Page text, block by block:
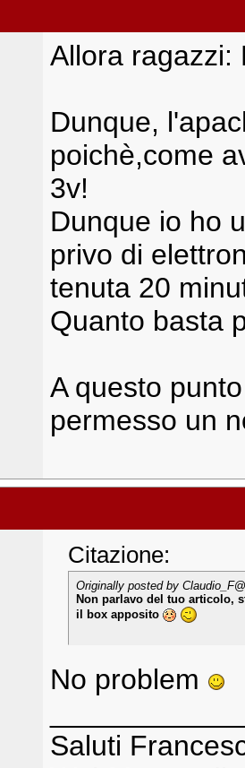
Allora ragazzi:
Dunque,
poichè,come
3v!
Dunque io ho
privo di
tenuta 20
Quanto basta
A questo
permesso un
Citazione:
Originally posted by Claudio_F
Non parlavo del tuo articolo,
il box apposito
No problem
Saluti